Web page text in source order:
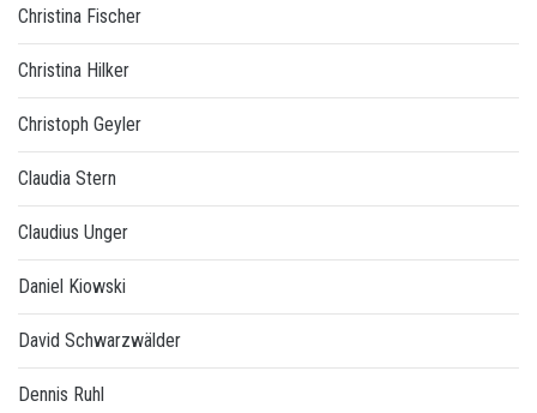
Christina Fischer
Christina Hilker
Christoph Geyler
Claudia Stern
Claudius Unger
Daniel Kiowski
David Schwarzwälder
Dennis Ruhl